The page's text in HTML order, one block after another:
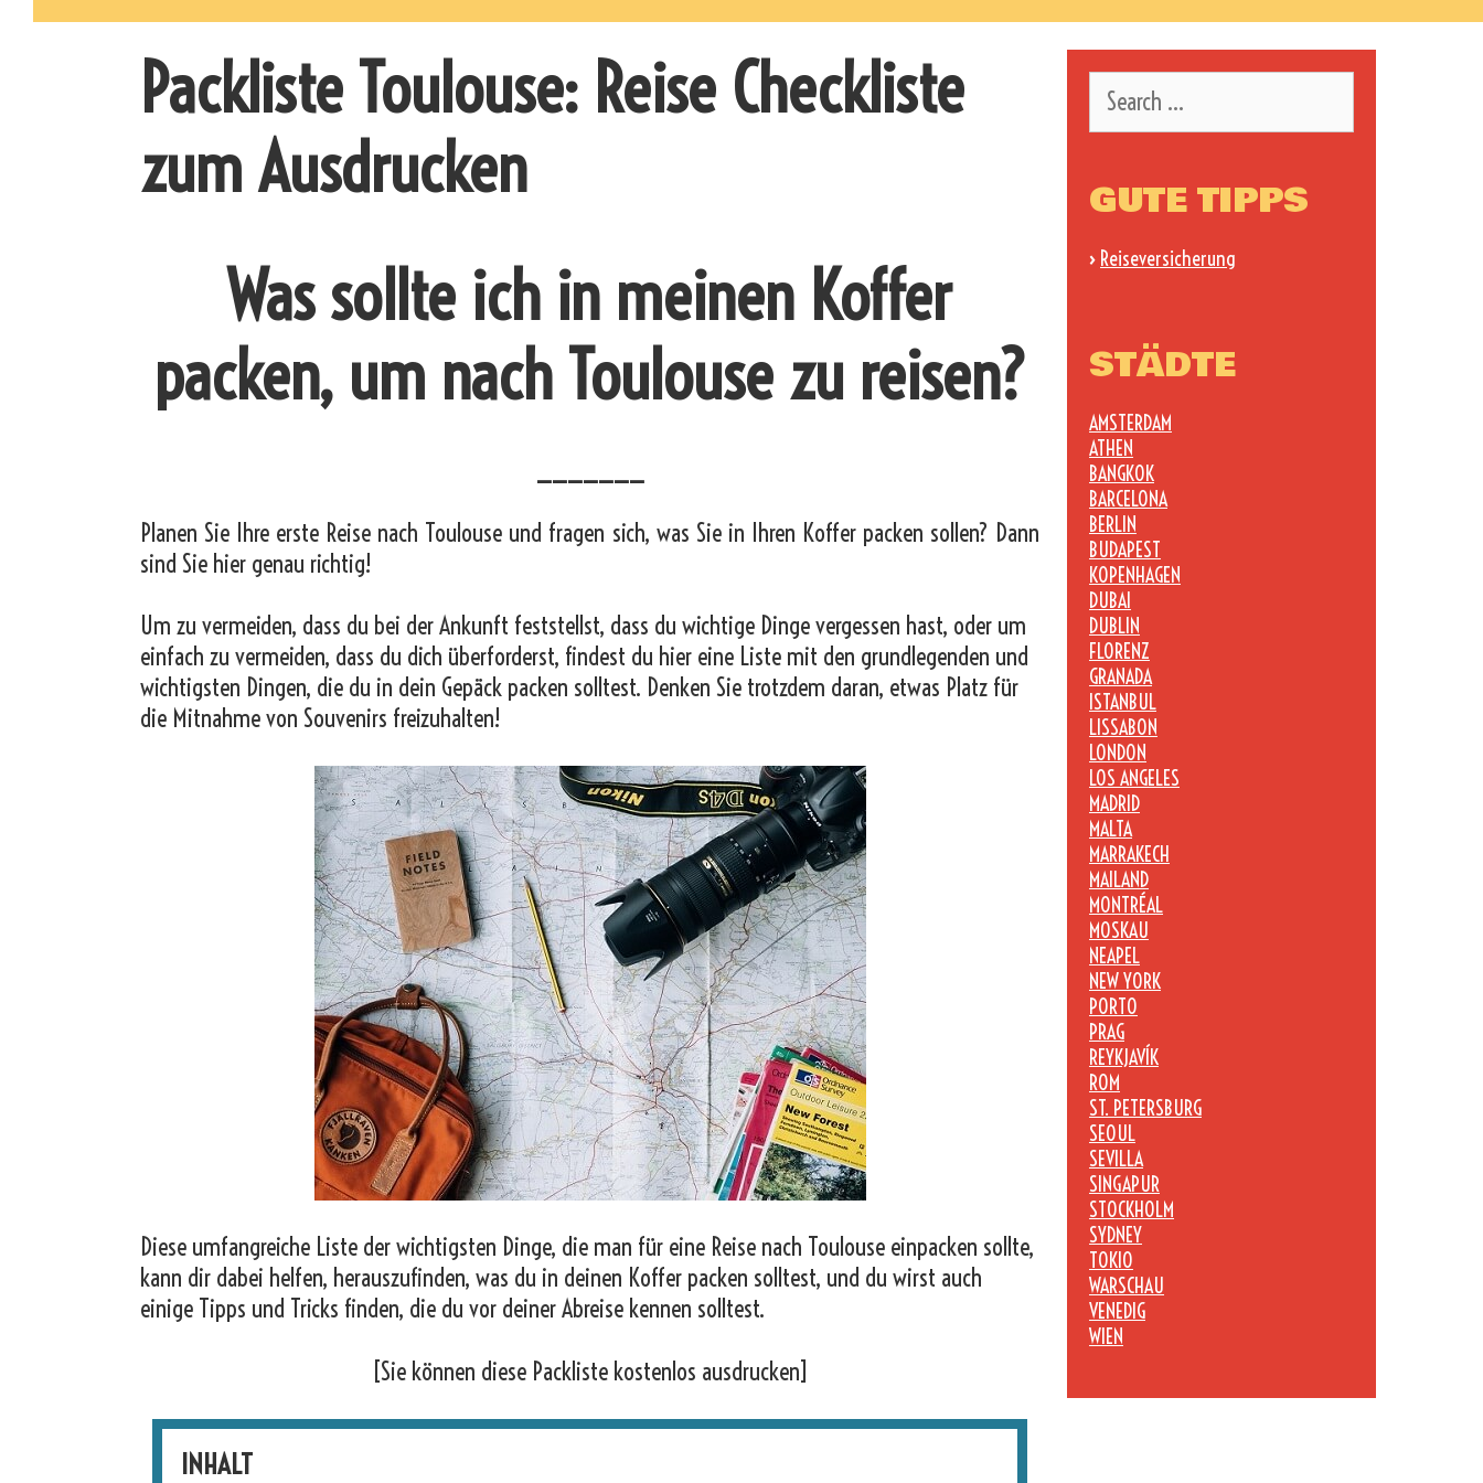
Packliste Toulouse: Reise Checkliste
zum Ausdrucken
Was sollte ich in meinen Koffer
packen, um nach Toulouse zu reisen?
Planen Sie Ihre erste Reise nach Toulouse und fragen sich, was Sie in Ihren Koffer packen sollen? Dann
sind Sie hier genau richtig!
Um zu vermeiden, dass du bei der Ankunft feststellst, dass du wichtige Dinge vergessen hast, oder um
einfach zu vermeiden, dass du dich überforderst, findest du hier eine Liste mit den grundlegenden und
wichtigsten Dingen, die du in dein Gepäck packen solltest. Denken Sie trotzdem daran, etwas Platz für
die Mitnahme von Souvenirs freizuhalten!
Diese umfangreiche Liste der wichtigsten Dinge, die man für eine Reise nach Toulouse einpacken sollte,
kann dir dabei helfen, herauszufinden, was du in deinen Koffer packen solltest, und du wirst auch
einige Tipps und Tricks finden, die du vor deiner Abreise kennen solltest.
[Sie können diese Packliste kostenlos ausdrucken]
INHALT
for:
GUTE TIPPS
› Reiseversicherung
STÄDTE
AMSTERDAM
ATHEN
BANGKOK
BARCELONA
BERLIN
BUDAPEST
KOPENHAGEN
DUBAI
DUBLIN
FLORENZ
GRANADA
ISTANBUL
LISSABON
LONDON
LOS ANGELES
MADRID
MALTA
MARRAKECH
MAILAND
MONTRÉAL
MOSKAU
NEAPEL
NEW YORK
PORTO
PRAG
REYKJAVÍK
ROM
ST. PETERSBURG
SEOUL
SEVILLA
SINGAPUR
STOCKHOLM
SYDNEY
TOKIO
WARSCHAU
VENEDIG
WIEN